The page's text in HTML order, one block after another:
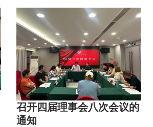
召开四届理事会八次会议的
通知